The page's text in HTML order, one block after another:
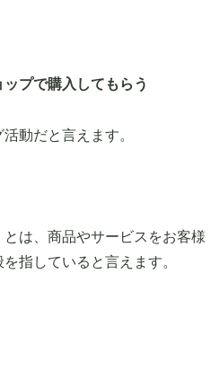
プで購入してもらう
動だと言えます。
は、商品やサービスをお客様
指していると言えます。